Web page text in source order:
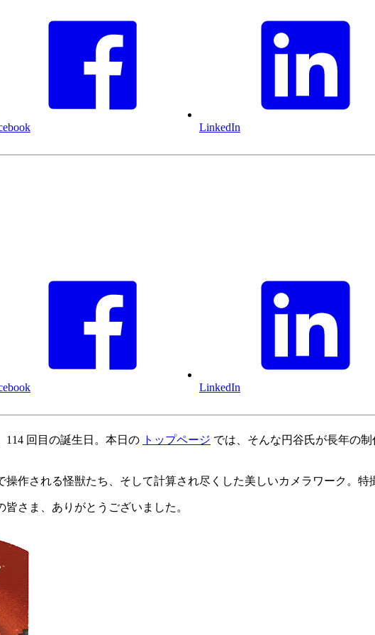
LinkedIn
LinkedIn
回目の誕生日。本日の トップページ では、そんな円谷氏が長年の
作される怪獣たち、そして計算され尽くした美しいカメラワーク。
さま、ありがとうございました。